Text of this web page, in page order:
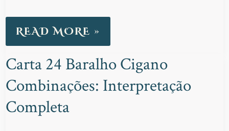
READ MORE »
Carta 24 Baralho Cigano
Combinações: Interpretação
Completa
CARTA
24
BARALHO
CIGANO